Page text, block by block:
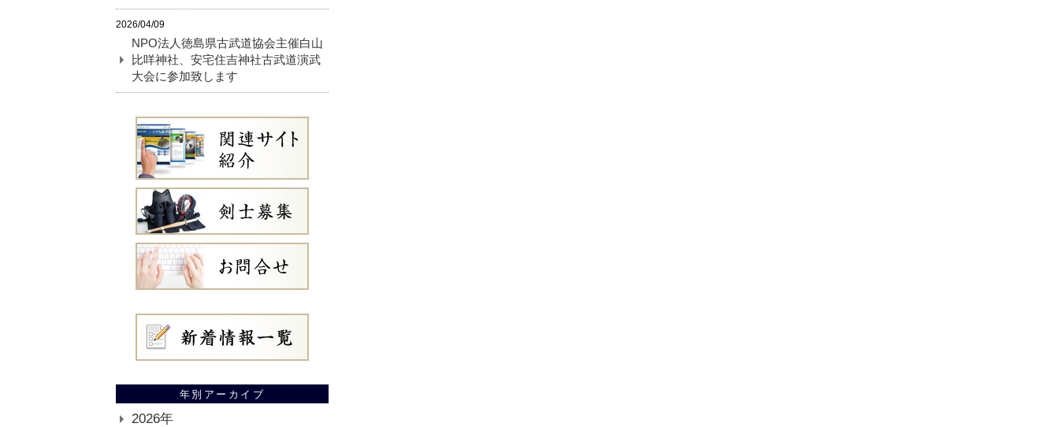
2026/04/09
NPO法人徳島県古武道協会主催白山
比咩神社、安宅住吉神社古武道演武
大会に参加致します
年別アーカイブ
2026年